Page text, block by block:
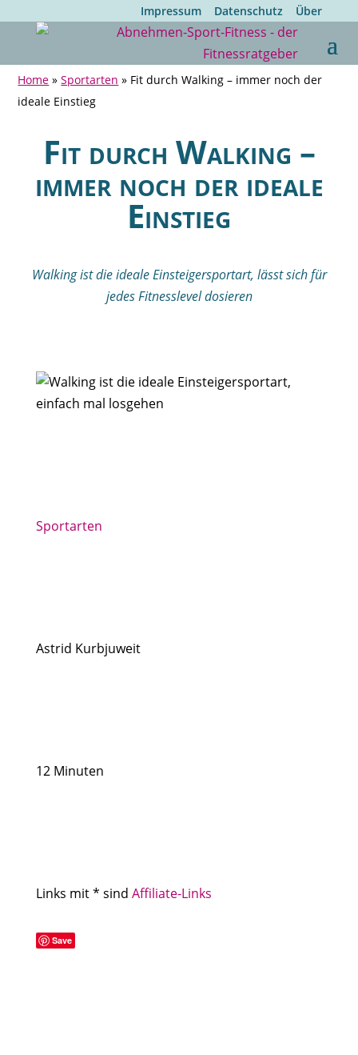
Impressum Datenschutz Über
Home »Sportarten » Fit durch Walking – immer noch der
ideale Einstieg
Fit durch Walking –
immer noch der ideale
Einstieg
Walking ist die ideale Einsteigersportart, lässt sich für
jedes Fitnesslevel dosieren
Sportarten
Astrid Kurbjuweit
12 Minuten
Links mit * sind Affiliate-Links
Save